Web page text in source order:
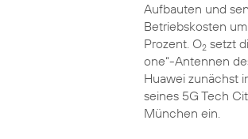
Aufbauten und
Betriebskosten
Prozent. O2setzt
one“-Antennen
Huawei zunächst
seines 5G Tech
München ein.